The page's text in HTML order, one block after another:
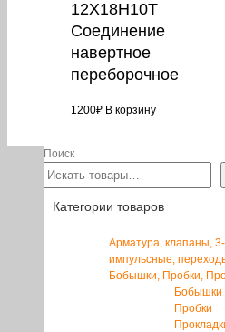
12Х18Н10Т
Соединение
навертное
переборочное
1200₽ В корзину
Поиск
Категории товаров
Арматура, клапаны,
импульсные,
Бобышки, Пробки,
Бобышки
Пробки